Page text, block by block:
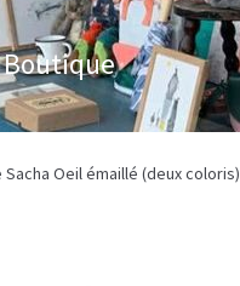
Boutique
Sacha Oeil émaillé (deux coloris)